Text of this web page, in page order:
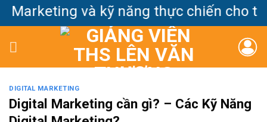
dung
và kỹ năng thực chiến cho thế
DIGITAL MARKETING
Digital Marketing cần gì? – Các Kỹ Năng